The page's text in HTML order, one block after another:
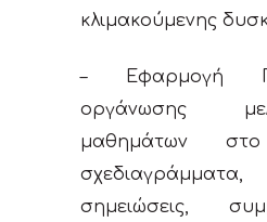
κλιμακούμενης
– Εφαρμογή
οργάνωσης
μαθημάτων
σημειώσεις,